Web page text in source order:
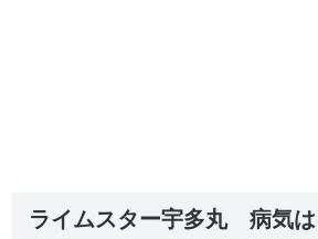
ライムスター宇多丸 病気は